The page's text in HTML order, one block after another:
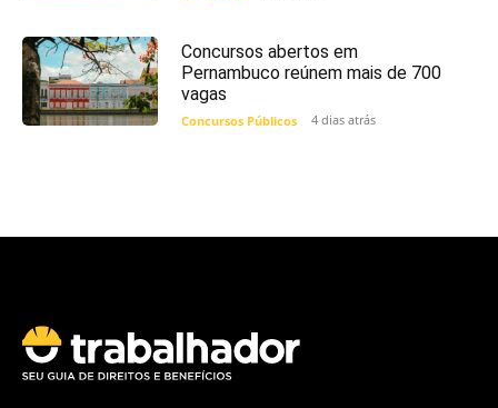
Concursos abertos em
Pernambuco reúnem mais de 700
vagas
Concursos Públicos 4 dias atrás